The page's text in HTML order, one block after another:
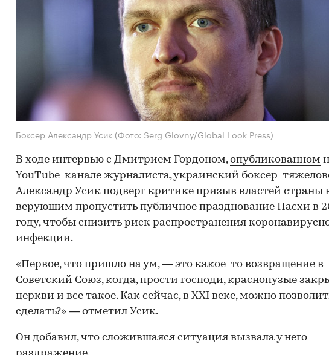
Боксер Александр Усик (Фото: Serg Glovny/Global Look Press)
В ходе интервью с Дмитрием Гордоном,опубликованном
YouTube-канале журналиста, украинский боксер-
Александр Усик подверг критике призыв властей страны
верующим пропустить публичное празднование Пасхи в
году, чтобы снизить риск распространения
инфекции.
«Первое, что пришло на ум, — это какое-то возвращение в
Советский Союз, когда, прости господи, краснопузые
церкви и все такое. Как сейчас, в XXI веке, можно
сделать?» — отметил Усик.
Он добавил, что сложившаяся ситуация вызвала у него